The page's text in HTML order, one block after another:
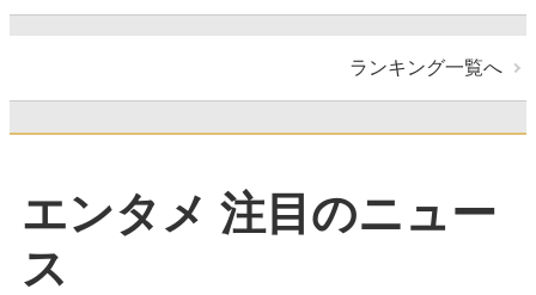
ランキング一覧へ
エンタメ 注目のニュー
ス